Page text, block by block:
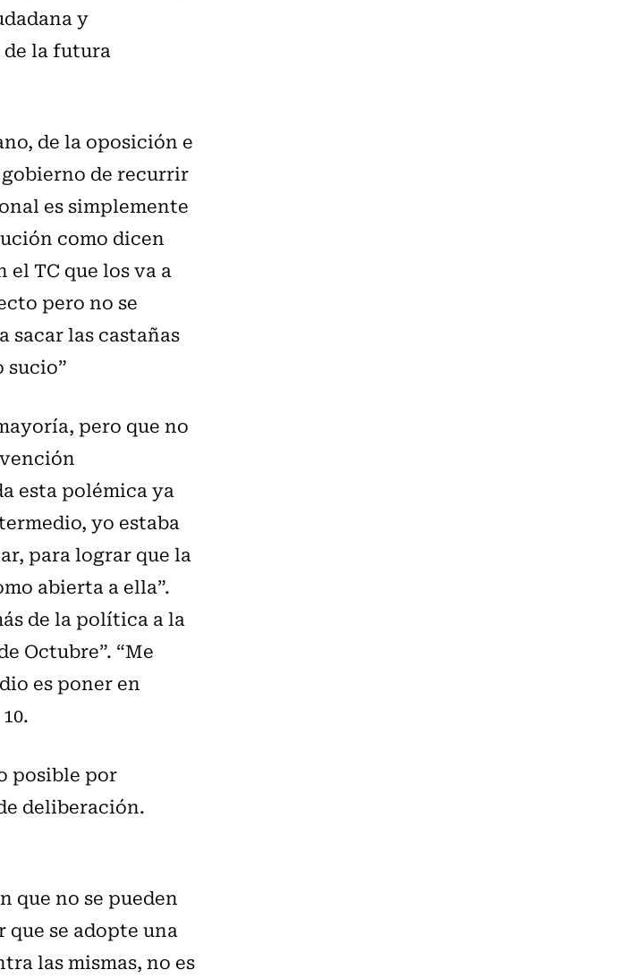
y
de la futura
de la oposición e
de recurrir
es simplemente
como dicen
TC que los va a
pero no se
las castañas
sucio”
pero que no
esta polémica ya
yo estaba
para lograr que la
abierta a ella”.
de la política a la
Octubre”. “Me
es poner en
posible por
deliberación.
que no se pueden
se adopte una
las mismas, no es